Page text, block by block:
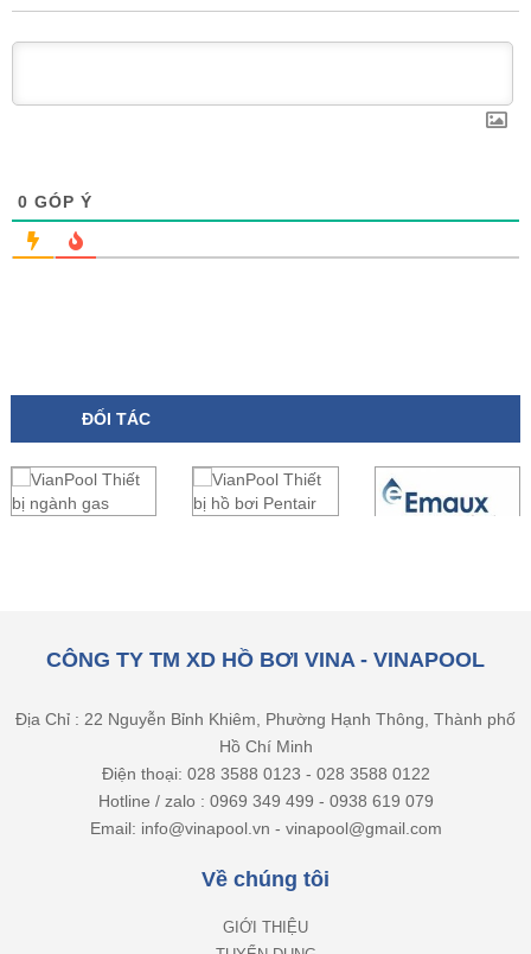
0 GÓP Ý
ĐỐI TÁC
CÔNG TY TM XD HỒ BƠI VINA - VINAPOOL
Địa Chỉ : 22 Nguyễn Bỉnh Khiêm, Phường Hạnh Thông, Thành phố
Hồ Chí Minh
Điện thoại: 028 3588 0123 - 028 3588 0122
Hotline / zalo : 0969 349 499 - 0938 619 079
Email: info@vinapool.vn - vinapool@gmail.com
Về chúng tôi
GIỚI THIỆU